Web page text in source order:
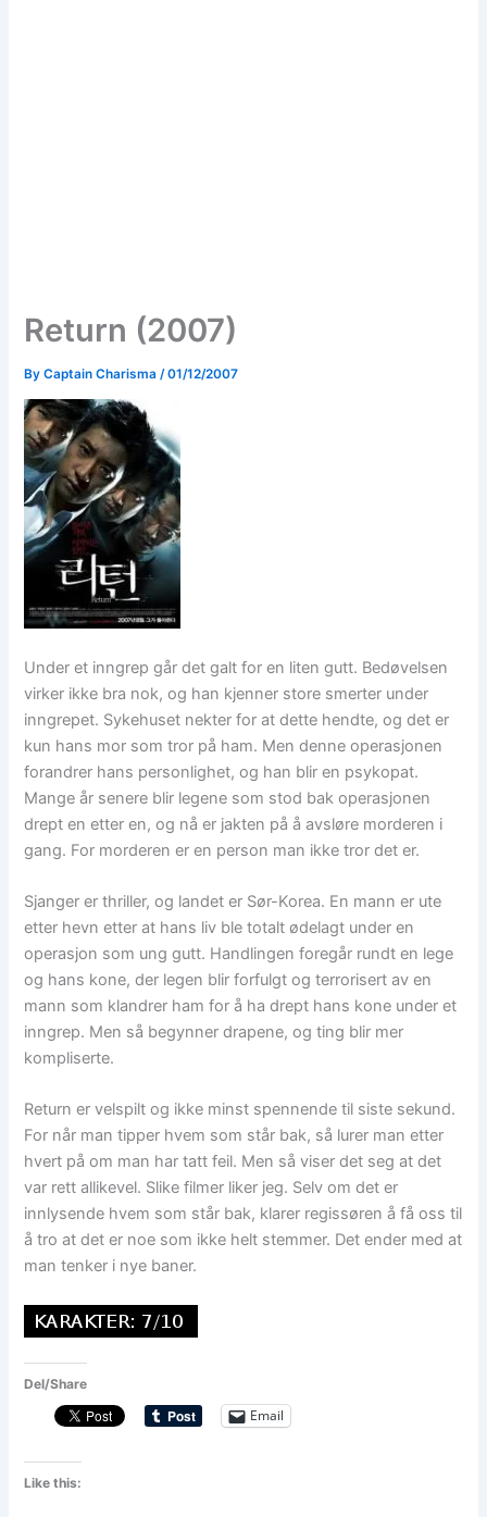
Return (2007)
ByCaptain Charisma /01/12/2007
Under et inngrep går det galt for en liten gutt. Bedøvelsen
virker ikke bra nok, og han kjenner store smerter under
inngrepet. Sykehuset nekter for at dette hendte, og det er
kun hans mor som tror på ham. Men denne operasjonen
forandrer hans personlighet, og han blir en psykopat.
Mange år senere blir legene som stod bak operasjonen
drept en etter en, og nå er jakten på å avsløre morderen i
gang. For morderen er en person man ikke tror det er.
Sjanger er thriller, og landet er Sør-Korea. En mann er ute
etter hevn etter at hans liv ble totalt ødelagt under en
operasjon som ung gutt. Handlingen foregår rundt en lege
og hans kone, der legen blir forfulgt og terrorisert av en
mann som klandrer ham for å ha drept hans kone under et
inngrep. Men så begynner drapene, og ting blir mer
kompliserte.
Return er velspilt og ikke minst spennende til siste sekund.
For når man tipper hvem som står bak, så lurer man etter
hvert på om man har tatt feil. Men så viser det seg at det
var rett allikevel. Slike filmer liker jeg. Selv om det er
innlysende hvem som står bak, klarer regissøren å få oss til
å tro at det er noe som ikke helt stemmer. Det ender med at
man tenker i nye baner.
Del/Share
Email
Like this: